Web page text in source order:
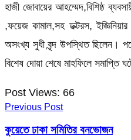
হাজী জোবায়ের আহম্মেদ,বিশিষ্ঠ
,ফয়েজ কামাল,সহ ডক্টরস,
অসংখ্য সুধী বৃন্দ উপস্থিত ছিলেন।
বিশেষ দোয়া শেষে মাহফিলে সমাপ্তি
Post Views: 66
Previous Post
কুয়েতে ঢাকা সমিতির বনভোজন